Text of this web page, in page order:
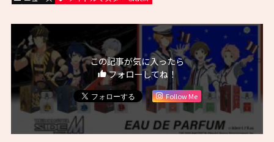
この記事が気に入ったら
フォローしてね！
Follow Me